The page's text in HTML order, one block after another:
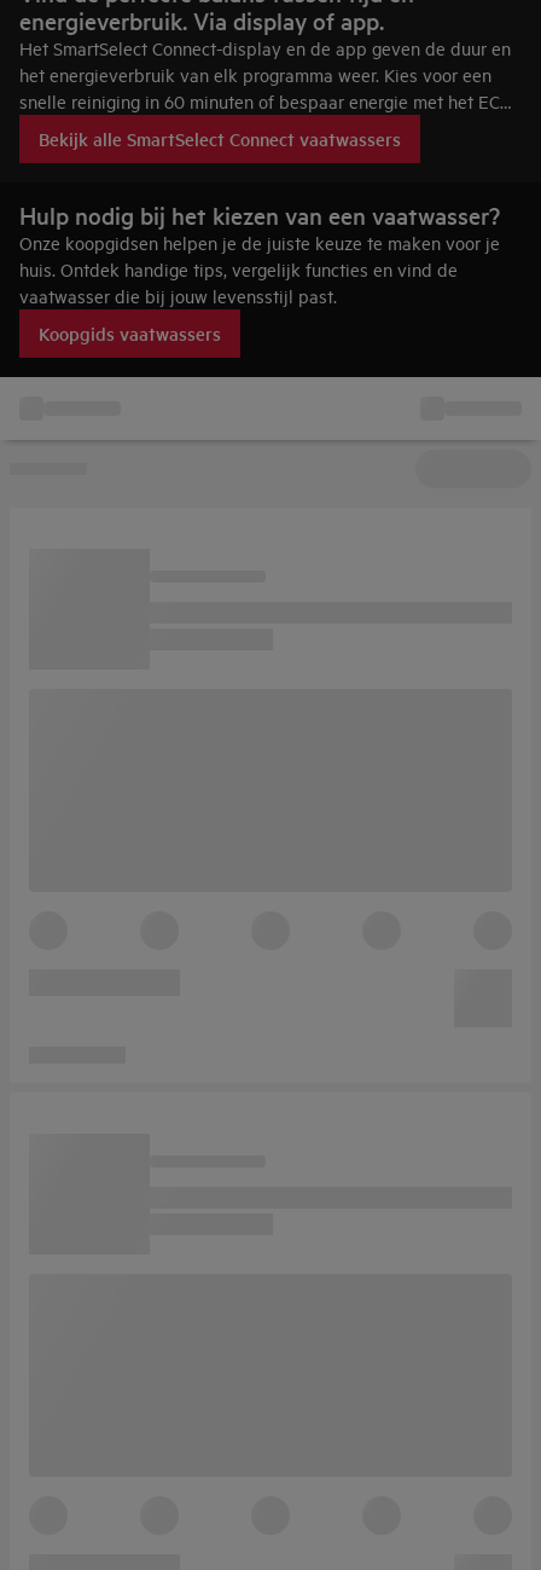
energieverbruik. Via display of app.
Het SmartSelect Connect-display en de app geven de duur en
het energieverbruik van elk programma weer. Kies voor een
snelle reiniging in 60 minuten of bespaar energie met het ECO-
programma. De app biedt advies over laden, programma’s en
onderhoud van de vaatwasser.
Bekijk alle SmartSelect Connect vaatwassers
Hulp nodig bij het kiezen van een vaatwasser?
Onze koopgidsen helpen je de juiste keuze te maken voor je
huis. Ontdek handige tips, vergelijk functies en vind de
vaatwasser die bij jouw levensstijl past.
Koopgids vaatwassers